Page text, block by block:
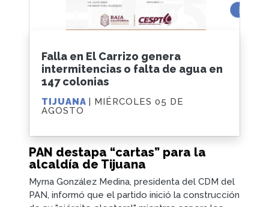
PAN destapa “cartas” para la
alcaldía de Tijuana
Myrna González Medina, presidenta del CDM del
PAN, informó que el partido inició la construcción
Falla en El Carrizo genera
intermitencias o falta de agua en
147 colonias
TIJUANA
| MIÉRCOLES 05 DE
AGOSTO